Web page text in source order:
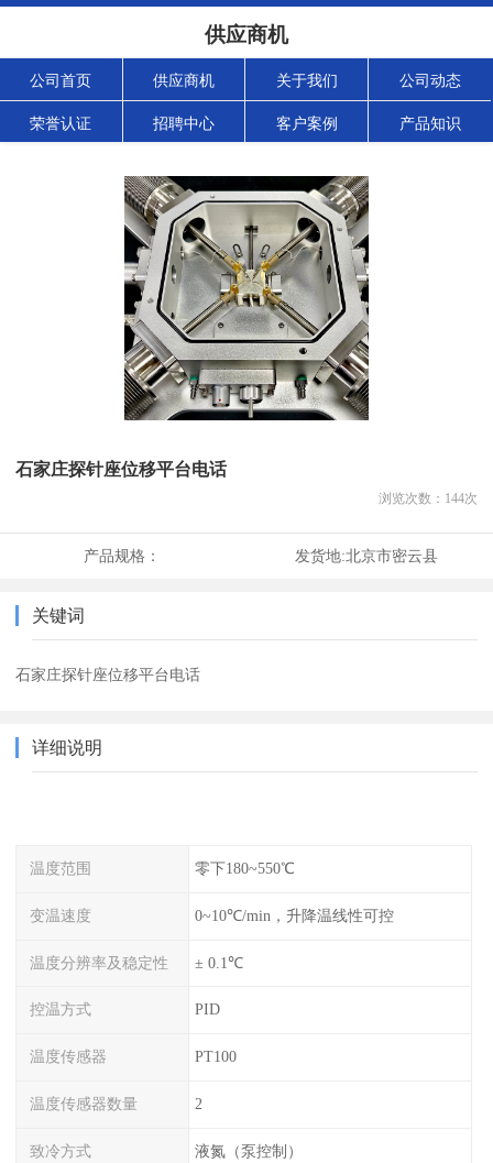
供应商机
公司首页 供应商机 关于我们 公司动态
荣誉认证 招聘中心 客户案例 产品知识
石家庄探针座位移平台电话
浏览次数： 144次
产品规格： 发货地:北京市密云县
关键词
石家庄探针座位移平台电话
详细说明
温度范围 零下180~550℃
变温速度 0~10℃/min，升降温线性可控
温度分辨率及稳定性 ± 0.1℃
控温方式 PID
温度传感器 PT100
温度传感器数量 2
致冷方式 液氮（泵控制）